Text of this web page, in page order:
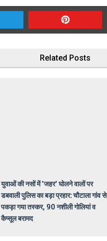
Related Posts
युवाओं की नसों में 'जहर' घोलने वालों पर
डबवाली पुलिस का बड़ा प्रहार: चौटाला गांव से
पकड़ा गया तस्कर, 90 नशीली गोलियां व
कैप्सूल बरामद